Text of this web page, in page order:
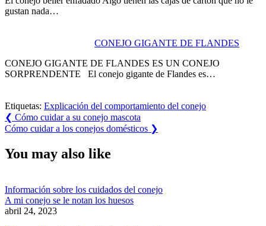
gustan nada…
CONEJO GIGANTE DE FLANDES
CONEJO GIGANTE DE FLANDES ES UN CONEJO
SORPRENDENTE El conejo gigante de Flandes es…
Etiquetas: Explicación del comportamiento del conejo
Navegación
de
entradas
❮ Previous
Post:
Cómo cuidar a su conejo mascota
Next
Cómo cuidar a los conejos domésticos ❯
You may also like
Información sobre los cuidados del conejo
A mi conejo se le notan los huesos
abril 24, 2023